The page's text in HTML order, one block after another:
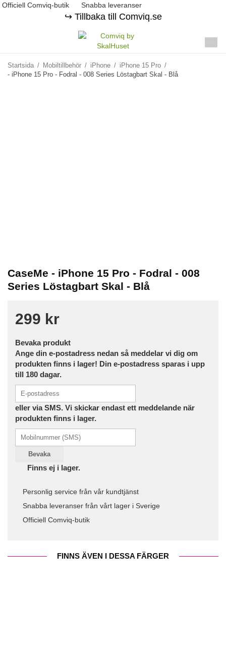
Officiell Comviq-butik Snabba leveranser
↪️ Tillbaka till Comviq.se
Startsida / Mobiltillbehör / iPhone / iPhone 15 Pro /
- iPhone 15 Pro - Fodral - 008 Series Löstagbart Skal - Blå
CaseMe - iPhone 15 Pro - Fodral - 008
Series Löstagbart Skal - Blå
299 kr
Bevaka produkt
Ange din e-postadress nedan så meddelar vi dig om
produkten finns i lager! Din e-postadress sparas i upp
till 180 dagar.
eller via SMS. Vi skickar endast ett meddelande när
produkten finns i lager.
Bevaka
Finns ej i lager.
Personlig service från vår kundtjänst
Snabba leveranser från vårt lager i Sverige
Officiell Comviq-butik
FINNS ÄVEN I DESSA FÄRGER